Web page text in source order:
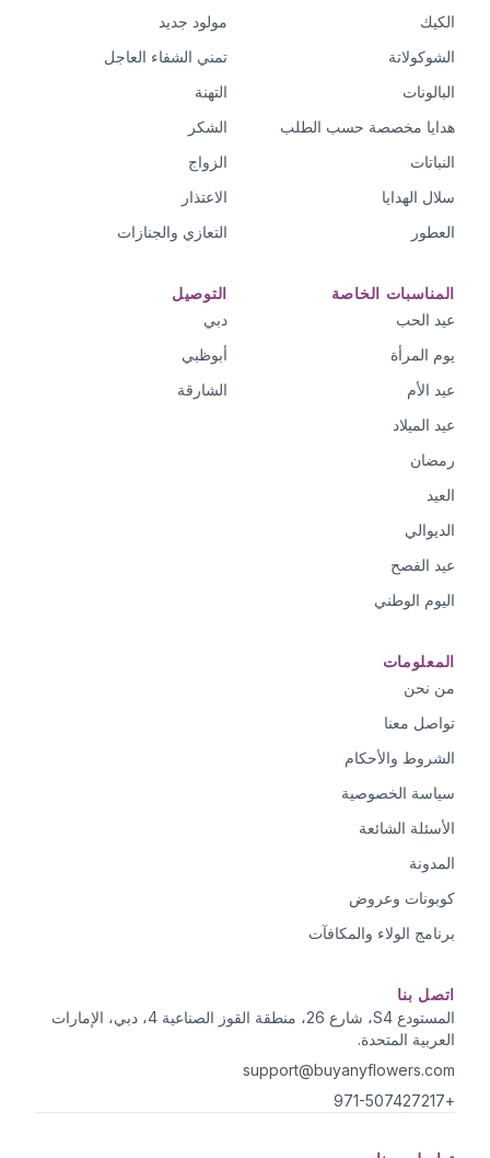
الكيك
الشوكولاتة
البالونات
هدايا مخصصة حسب الطلب
النباتات
سلال الهدايا
العطور
مولود جديد
تمني الشفاء العاجل
التهنة
الشكر
الزواج
الاعتذار
التعازي والجنازات
المناسبات الخاصة
عيد الحب
يوم المرأة
عيد الأم
عيد الميلاد
رمضان
العيد
الديوالي
عيد الفصح
اليوم الوطني
التوصيل
دبي
أبوظبي
الشارقة
المعلومات
من نحن
تواصل معنا
الشروط والأحكام
سياسة الخصوصية
الأسئلة الشائعة
المدونة
كوبونات وعروض
برنامج الولاء والمكافآت
اتصل بنا
المستودع S4، شارع 26، منطقة القوز الصناعية 4، دبي، الإمارات
العربية المتحدة.
support@buyanyflowers.com
+971-507427217